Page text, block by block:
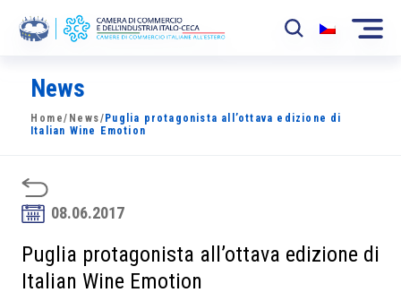
La Camera
News
Sviluppo Mercato
Soci
Partner
News
Home/ News/ Puglia protagonista all’ottava edizione di
Italian Wine Emotion
08.06.2017
Puglia protagonista all’ottava edizione di
Italian Wine Emotion